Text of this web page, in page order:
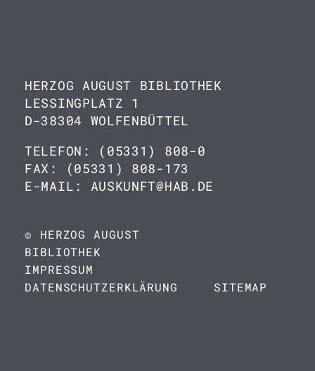
HERZOG AUGUST BIBLIOTHEK
LESSINGPLATZ 1
D-38304 WOLFENBÜTTEL
TELEFON: (05331) 808-0
FAX: (05331) 808-173
E-MAIL: AUSKUNFT@HAB.DE
© HERZOG AUGUST
BIBLIOTHEK
IMPRESSUM
DATENSCHUTZERKLÄRUNG
SITEMAP